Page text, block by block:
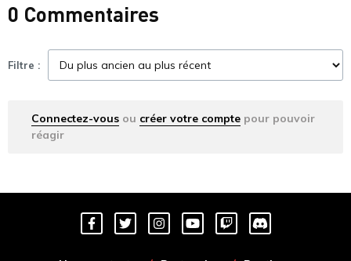
0 Commentaires
Filtre :
Connectez-vous ou créer votre compte pour pouvoir
réagir